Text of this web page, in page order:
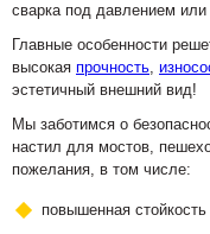
сварка под давлением или
Главные особенности
высокая прочность,
эстетичный внешний вид!
Мы заботимся о
настил для мостов,
пожелания, в том числе:
повышенная стойкость